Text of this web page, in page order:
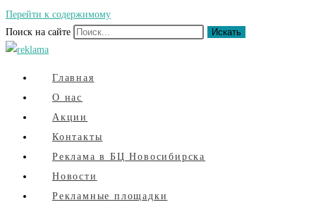
Перейти к содержимому
Поиск на сайте
Искать
Главная
О нас
Акции
Контакты
Реклама в БЦ Новосибирска
Новости
Рекламные площадки